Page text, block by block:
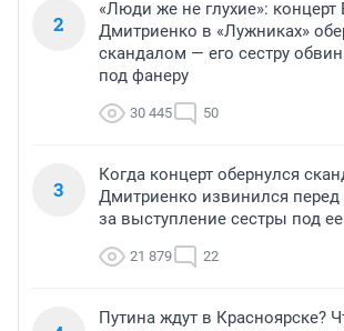
2
«Люди же не глухие»: концерт
Дмитриенко в «Лужниках»
скандалом — его сестру
под фанеру
30 445 50
3
Когда концерт обернулся
Дмитриенко извинился
за выступление сестры под
21 879 22
Путина ждут в Красноярске?